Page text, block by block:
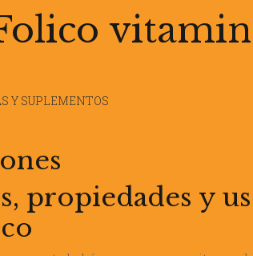
Y SUPLEMENTOS
propiedades y